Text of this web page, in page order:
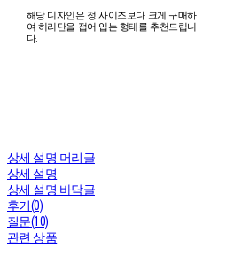
해당 디자인은 정 사이즈보다 크게 구매하
여 허리단을 접어 입는 형태를 추천드립니
다.
상세 설명 머리글
상세 설명
상세 설명 바닥글
후기(0)
질문(10)
관련 상품